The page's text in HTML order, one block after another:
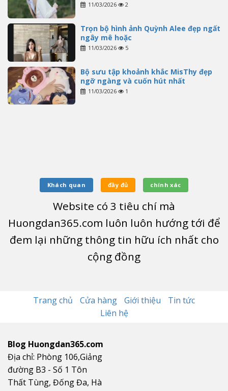
11/03/2026 2
Trọn bộ hình ảnh Quỳnh Alee đẹp ngất
ngây mê hoặc
11/03/2026 5
Bộ sưu tập khoảnh khắc MisThy đẹp
ngỡ ngàng và cuốn hút nhất
11/03/2026 1
Khách quan đầy đủ chính xác
Website có 3 tiêu chí mà
Huongdan365.com luôn luôn hướng tới để
đem lại những thông tin hữu ích nhất cho
cộng đồng
Trang chủ Cửa hàng Giới thiệu
Tin tức
Liên hệ
Blog Huongdan365.com
Địa chỉ: Phòng 106,Giảng
đường B3 - Số 1 Tôn
Thất Tùng, Đống Đa, Hà